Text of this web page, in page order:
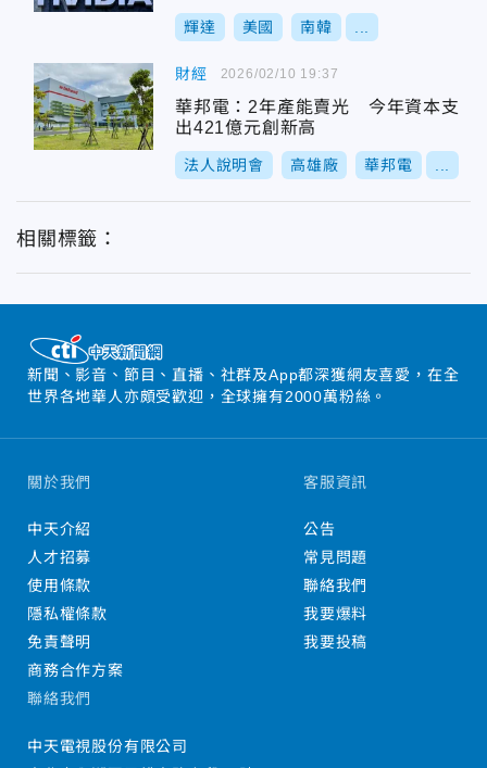
輝達 美國 南韓
財經
華邦電：2年產能賣光 今年資本支
出421億元創新高
法人說明會 高雄廠 華邦電
2026/02/10 19:37
相關標籤：
新聞、影音、節目、直播、社群及App都深獲網友喜愛，在全
世界各地華人亦頗受歡迎，全球擁有2000萬粉絲。
關於我們
中天介紹
人才招募
使用條款
隱私權條款
免責聲明
商務合作方案
客服資訊
公告
常見問題
聯絡我們
我要爆料
我要投稿
聯絡我們
中天電視股份有限公司